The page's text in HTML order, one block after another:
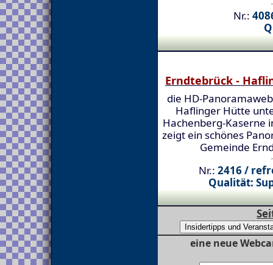
Nr.:
Erndtebrück -
die HD-
Haflinger Hütte
Hachenberg-Kaserne
zeigt ein schönes
Gemeinde
Nr.: 2416 /
Qualität:
eine neue